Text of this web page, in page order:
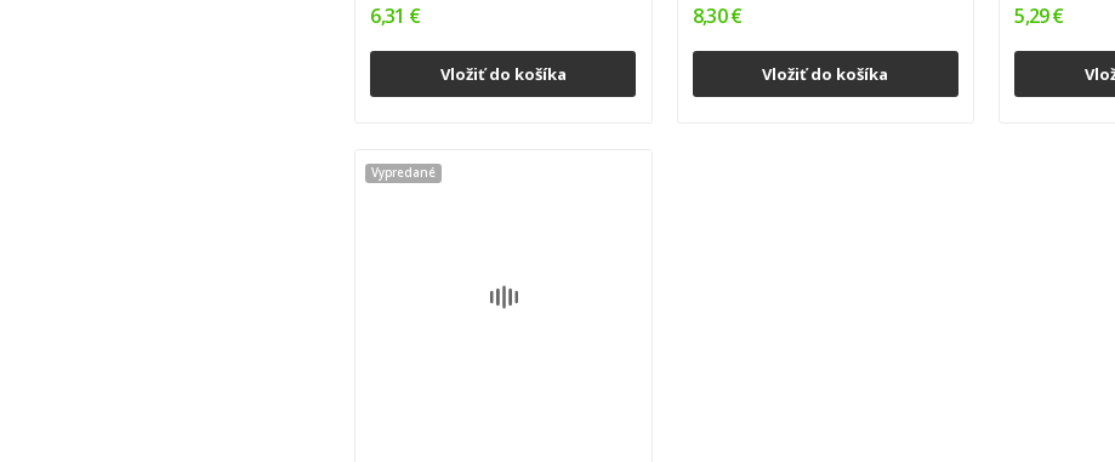
6,31 €
Vložiť do košíka
8,30 €
Vložiť do košíka
5,29 €
Vypredané